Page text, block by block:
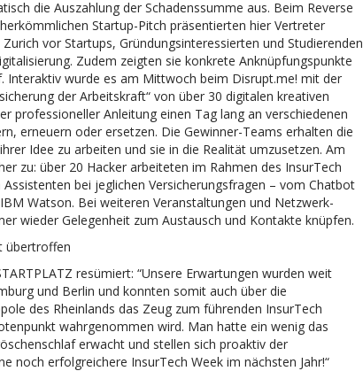
die Auszahlung der Schadenssumme aus. Beim Reverse
Startup-Pitch präsentierten hier Vertreter
vor Startups, Gründungsinteressierten und Studierenden
Zudem zeigten sie konkrete Anknüpfungspunkte
wurde es am Mittwoch beim Disrupt.me! mit der
der Arbeitskraft“ von über 30 digitalen kreativen
professioneller Anleitung einen Tag lang an verschiedenen
erneuern oder ersetzen. Die Gewinner-Teams erhalten die
Idee zu arbeiten und sie in die Realität umzusetzen. Am
zu: über 20 Hacker arbeiteten im Rahmen des InsurTech
bei jeglichen Versicherungsfragen – vom Chatbot
Watson. Bei weiteren Veranstaltungen und Netzwerk-
wieder Gelegenheit zum Austausch und Kontakte knüpfen.
übertroffen
resümiert: “Unsere Erwartungen wurden weit
und Berlin und konnten somit auch über die
des Rheinlands das Zeug zum führenden InsurTech
wahrgenommen wird. Man hatte ein wenig das
erwacht und stellen sich proaktiv der
noch erfolgreichere InsurTech Week im nächsten Jahr!“